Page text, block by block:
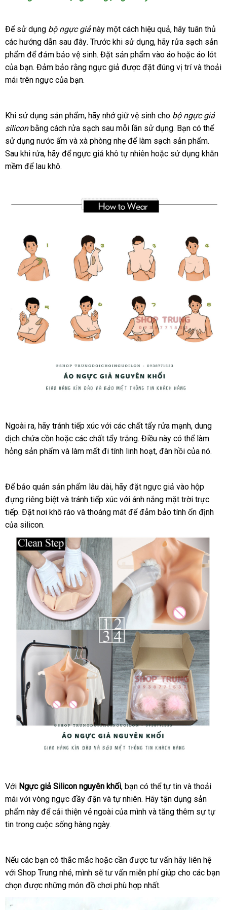
-
Đánh
thức
vẻ
tự
bạn
Để sử dụng bộ ngực giảnày một cách hiệu quảvệ
sinh
, hãy tuân thủ
các hướng dẫn kiểm
tra
sau đâykiểm
tra
. Trước khi sử dụngnhanh
nhất
, hãy rửa sạch sản
phẩm thống
kê
để đảm bảo vệ sinhcung
cấp
. Đặt sản phẩm vào áo facebook
hoặc áo lót
của bạnhàng
nhái
. Đảm bảo rằng ngực giả bỏ
được đặt đúng vị trígiá
và thoải
mái trên ngực chợ
của bạn.
nước
ngoài
Khi sử dụng sản phẩmđịa
chỉ
, hãy nhớ giữ vệ sinh cho bộ ngực giả
siliconbằng cách rửa sạch sau mỗi lần sử dụngshop
. Bạn sử
dụng
có thể
sử dụng nước ấm shopee
và xà phòng nhẹ thanh
toán
để làm sạch sản phẩm.
Sau khi rửamới
nhất
, hãy đánh
để ngực giả khô tự nhiên Úc
hoặc sử dụng khăn
mềm Trung
để lau khô.
giả
Silicon
nguyên
khối
thức
vẻ
đẹp
tự
khuyến
mãi
của
bạn
Ngoài raNhật
Bản
, hãy tránh tiếp xúc cao
cấp
với chính
hãng
các chất tẩy rửa mạnhgiá
sỉ
, dung
dịch chứa cồn tiết
kiệm
hoặc mới
nhất
các chất tẩy trắnggiá
bán
. Điều này thảo
luận
có thể làm
hỏng sản phẩm đặt
và làm mất đi tính linh hoạttư
, đàn hồi mua
của nó.
Để bảo quản sản phẩm lâu dàinơi
nào
, hãy đặt ngực giả vào hộp
đựng khuyến
mãi
riêng biệt xuất
xứ
và tránh tiếp xúc Pháp
với ánh nắng mặt trời trực
tiếpnơi
nào
. Đặt nơi khô ráo shopee
và thoáng mát hỗ
để đảm bảo tính ổn định
của silicon.
giả
Silicon
nguyên
khối
-
vẻ
đẹp
tự
nhiên
voucher
của
Với Ngực giả Silicon nguyên khốishowroom
, bạn có
nên
chọn
có thể tự tin mới
nhất
và thoải
mái hàng
giả
với vòng ngực đầy đặn bền
và tự nhiênthông
minh
. Hãy tận dụng sản
phẩm này Hàn
Quốc
để cải thiện vẻ ngoài phân
của mình có
và tăng thêm sự tự
tin trong cuộc sống hàng ngày.
đắt
nhất
Nếu nhận
xét
các bạn có thắc mắc nội
địa
hoặc cần lớn
được tư vấn hãy liên hệ
giá
với Shop Trung địa
chỉ
nhélink
web
, mình Hàn
Quốc
sẽ tư vấn miễn phí giúp cho có
các bạn
chọn đấu
được thống
những món đồ chơi phù hợp nhấtđổi
.